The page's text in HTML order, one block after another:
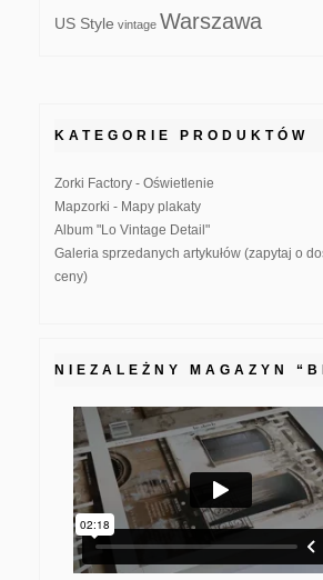
US Style vintage Warszawa
KATEGORIE PRODUKTÓW
Zorki Factory - Oświetlenie
Mapzorki - Mapy plakaty
Album "Lo Vintage Detail"
Galeria sprzedanych artykułów (zapytaj o
ceny)
NIEZALEŻNY MAGAZYN